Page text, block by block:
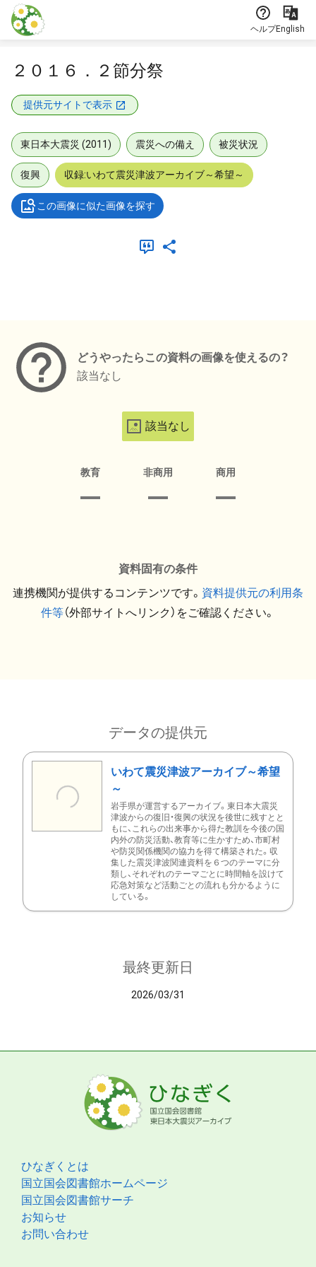
本文に飛ぶ
ヘルプEnglish
２０１６．２節分祭
提供元サイトで表示
東日本大震災 (2011) 震災への備え 被災状況
復興 収録:いわて震災津波アーカイブ～希望～
この画像に似た画像を探す
どうやったらこの資料の画像を使えるの？
該当なし
該当なし
教育 非商用 商用
資料固有の条件
連携機関が提供するコンテンツです。 資料提供元の利用条
件等（外部サイトへリンク）をご確認ください。
データの提供元
いわて震災津波アーカイブ～希望
～
岩手県が運営するアーカイブ。東日本大震災
津波からの復旧・復興の状況を後世に残すとと
もに、これらの出来事から得た教訓を今後の国
内外の防災活動、教育等に生かすため、市町村
や防災関係機関の協力を得て構築された。収
集した震災津波関連資料を６つのテーマに分
類し、それぞれのテーマごとに時間軸を設けて
応急対策など活動ごとの流れも分かるように
している。
最終更新日
2026/03/31
ひなぎくとは
国立国会図書館ホームページ
国立国会図書館サーチ
お知らせ
お問い合わせ